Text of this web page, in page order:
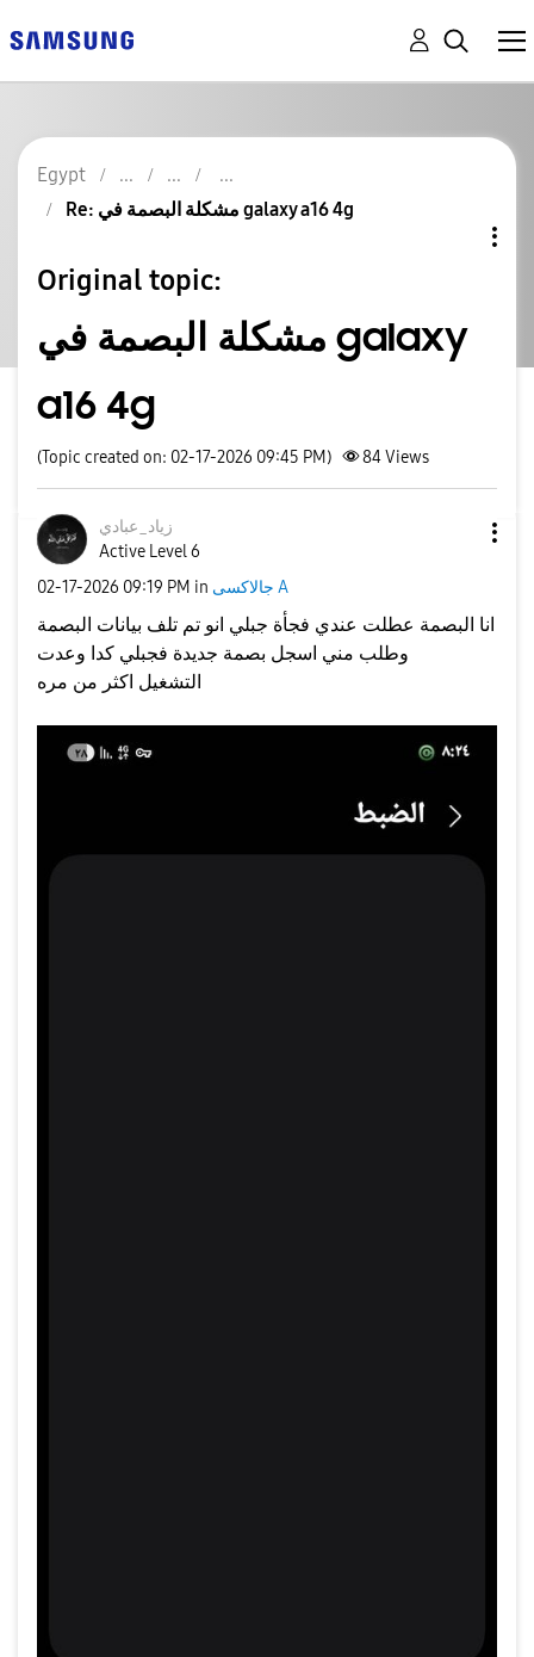
Egypt
Re: مشكلة البصمة في galaxy a16 4g
Original topic:
مشكلة البصمة في galaxy
a16 4g
(Topic created on: 02-17-2026 09:45 PM) 84Views
زياد_عبادي
Active Level 6
‎02-17-2026 09:19 PM in جالاكسى A
انا البصمة عطلت عندي فجأة جبلي انو تم تلف بيانات البصمة
وطلب مني اسجل بصمة جديدة فجبلي كدا وعدت
التشغيل اكثر من مره